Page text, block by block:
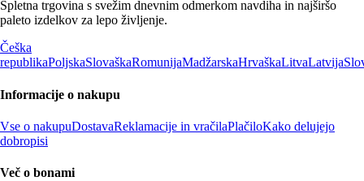
Spletna trgovina s svežim dnevnim odmerkom navdiha in najširšo
paleto izdelkov za lepo življenje.
Češka
republikaPoljskaSlovaškaRomunijaMadžarskaHrvaškaLitvaLatvija
Informacije o nakupu
Vse o nakupuDostavaReklamacije in vračilaPlačiloKako delujejo
dobropisi
Več o bonami